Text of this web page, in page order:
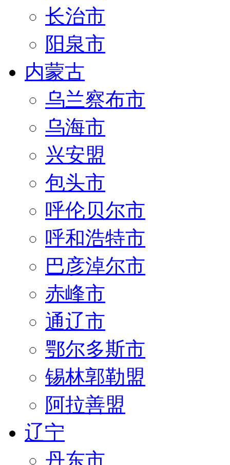
长治市
阳泉市
内蒙古
乌兰察布市
乌海市
兴安盟
包头市
呼伦贝尔市
呼和浩特市
巴彦淖尔市
赤峰市
通辽市
鄂尔多斯市
锡林郭勒盟
阿拉善盟
辽宁
丹东市